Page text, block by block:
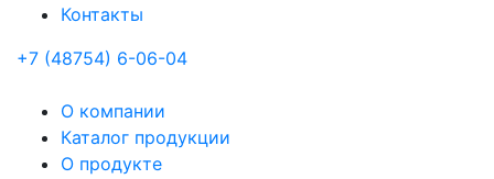
Контакты
+7 (48754) 6-06-04
О компании
Каталог продукции
О продукте